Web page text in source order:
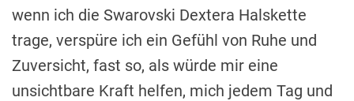
wenn ich die Swarovski Dextera Halskette
trage, verspüre ich ein Gefühl von Ruhe und
Zuversicht, fast so, als würde mir eine
unsichtbare Kraft helfen, mich jedem Tag und